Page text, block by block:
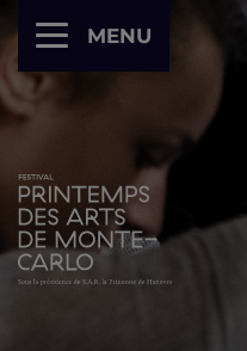
MENU
Panneau de gestion des cookies